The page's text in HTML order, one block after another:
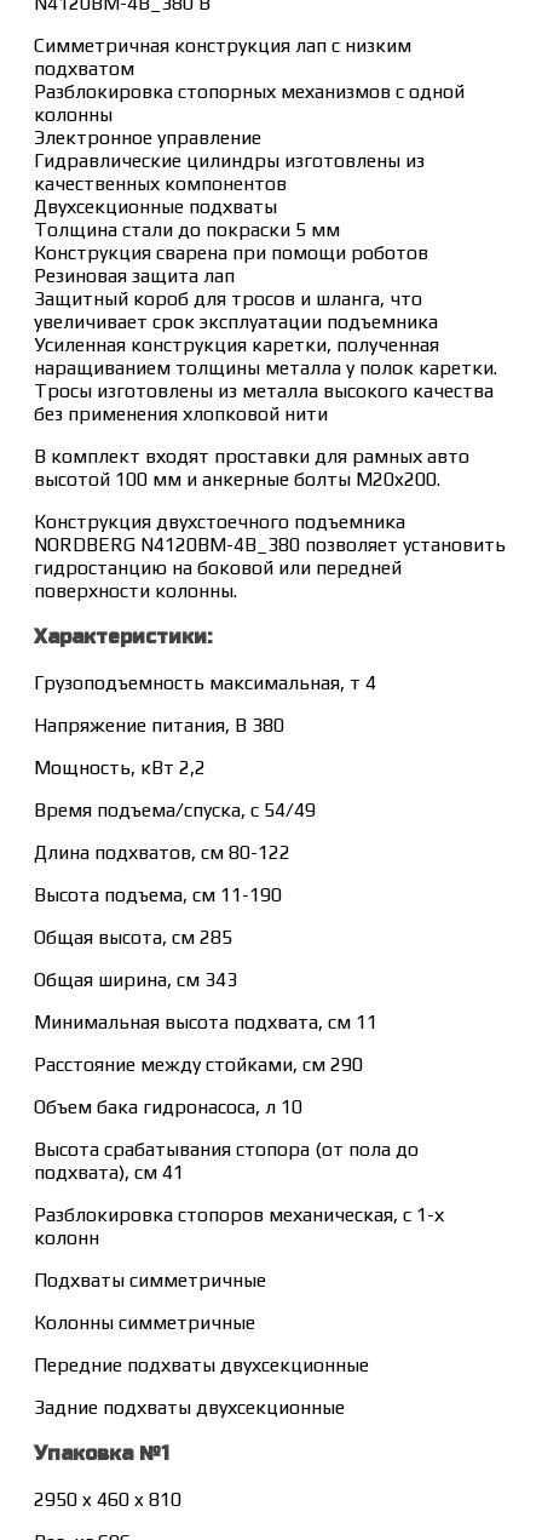
Cимметричная конструкция лап с низким
подхватом
Разблокировка стопорных механизмов с одной
колонны
Электронное управление
Гидравлические цилиндры изготовлены из
качественных компонентов
Двухсекционные подхваты
Толщина стали до покраски 5 мм
Конструкция сварена при помощи роботов
Резиновая защита лап
Защитный короб для тросов и шланга, что
увеличивает срок эксплуатации подъемника
Усиленная конструкция каретки, полученная
наращиванием толщины металла у полок каретки.
Тросы изготовлены из металла высокого качества
без применения хлопковой нити
В комплект входят проставки для рамных авто
высотой 100 мм и анкерные болты M20x200.
Конструкция двухстоечного подъемника
NORDBERG N4120BM-4B_380 позволяет установить
гидростанцию на боковой или передней
поверхности колонны.
Характеристики:
Грузоподъемность максимальная, т 4
Напряжение питания, В 380
Мощность, кВт 2,2
Время подъема/спуска, с 54/49
Длина подхватов, см 80-122
Высота подъема, см 11-190
Общая высота, см 285
Общая ширина, см 343
Минимальная высота подхвата, см 11
Расстояние между стойками, см 290
Объем бака гидронасоса, л 10
Высота срабатывания стопора (от пола до
подхвата), см 41
Разблокировка стопоров механическая, с 1-х
колонн
Подхваты симметричные
Колонны симметричные
Передние подхваты двухсекционные
Задние подхваты двухсекционные
Упаковка №1
2950 x 460 x 810